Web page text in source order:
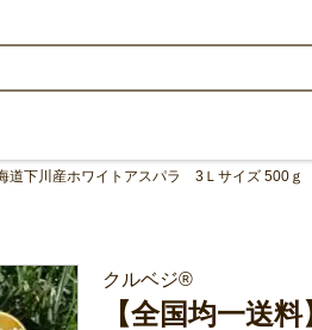
道下川産ホワイトアスパラ 3Ｌサイズ 500ｇ
クルベジ®
【全国均一送